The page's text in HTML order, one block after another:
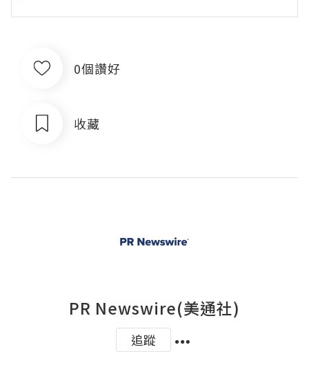
0個讚好
收藏
PR Newswire(美通社)
追蹤